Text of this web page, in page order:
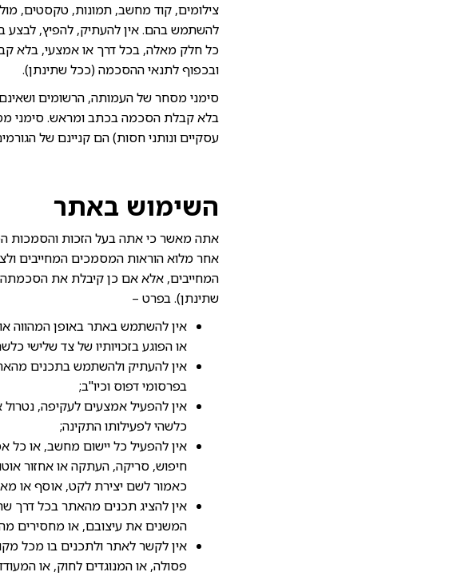
צילומים, קוד מחשב, תמונות, טקסטים,
להשתמש בהם. אין להעתיק, להפיץ, לבצע
כל חלק מאלה, בכל דרך או אמצעי, בלא
ובכפוף לתנאי ההסכמה (ככל שתינתן).
סימני מסחר של העמותה, הרשומים
בלא קבלת הסכמה בכתב ומראש. סימני
עסקיים ונותני חסות) הם קניינם של
השימוש באתר
אתה מאשר כי אתה בעל הזכות והסמכות
אחר מלוא הוראות המסמכים המחייבים
המחייבים, אלא אם כן קיבלת את
שתינתן). בפרט –
אין להשתמש באתר באופן המהווה או
או הפוגע בזכויותיו של צד שלישי
אין להעתיק ולהשתמש בתכנים
בפרסומי דפוס וכיו"ב;
אין להפעיל אמצעים לעקיפה, נטרול
כלשהי לפעילותו התקינה;
חיפוש, סריקה, העתקה או אחזור
כאמור לשם יצירת לקט, אוסף או
אין להציג תכנים מהאתר בכל דרך
המשנים את עיצובם, או מחסירים
אין לקשר לאתר ולתכנים בו מכל
פסולה, או המנוגדים לחוק, או